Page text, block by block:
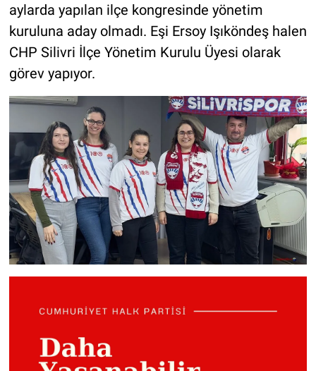
aylarda yapılan ilçe kongresinde yönetim
kuruluna aday olmadı. Eşi Ersoy Işıköndeş halen
CHP Silivri İlçe Yönetim Kurulu Üyesi olarak
görev yapıyor.